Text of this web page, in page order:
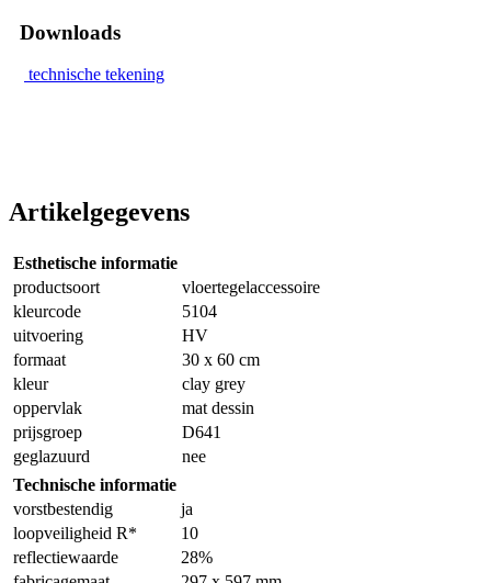
Downloads
technische tekening
Artikelgegevens
Esthetische informatie
productsoort
vloertegelaccessoire
kleurcode
5104
uitvoering
HV
formaat
30 x 60 cm
kleur
clay grey
oppervlak
mat dessin
prijsgroep
D641
geglazuurd
nee
Technische informatie
vorstbestendig
ja
loopveiligheid R*
10
reflectiewaarde
28%